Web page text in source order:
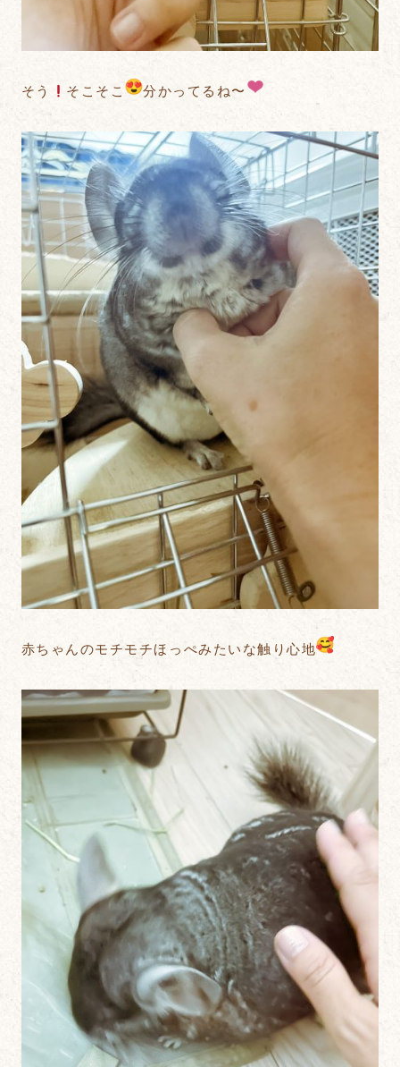
そう そこそこ 分かってるね〜
赤ちゃんのモチモチほっぺみたいな触り心地